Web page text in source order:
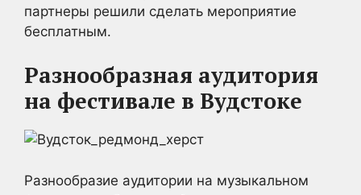
партнеры решили сделать мероприятие
бесплатным.
Разнообразная аудитория
на фестивале в Вудстоке
Разнообразие аудитории на музыкальном